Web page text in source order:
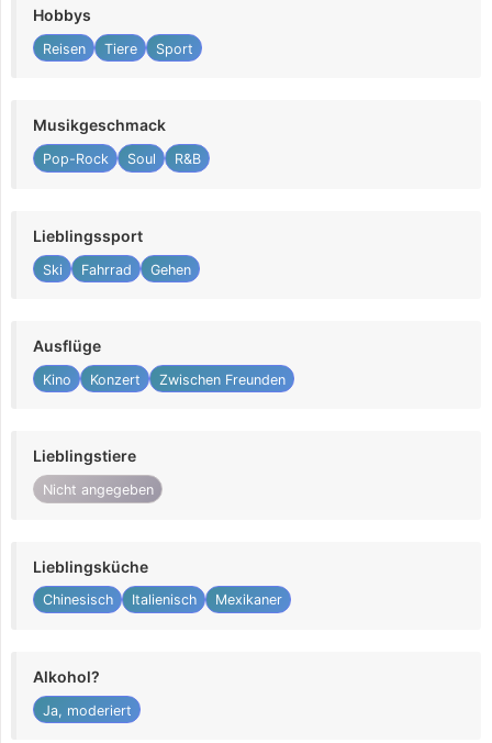
Hobbys
Reisen Tiere Sport
Musikgeschmack
Pop-Rock Soul R&B
Lieblingssport
Ski Fahrrad Gehen
Ausflüge
Kino Konzert Zwischen Freunden
Lieblingstiere
Nicht angegeben
Lieblingsküche
Chinesisch Italienisch Mexikaner
Alkohol?
Ja, moderiert